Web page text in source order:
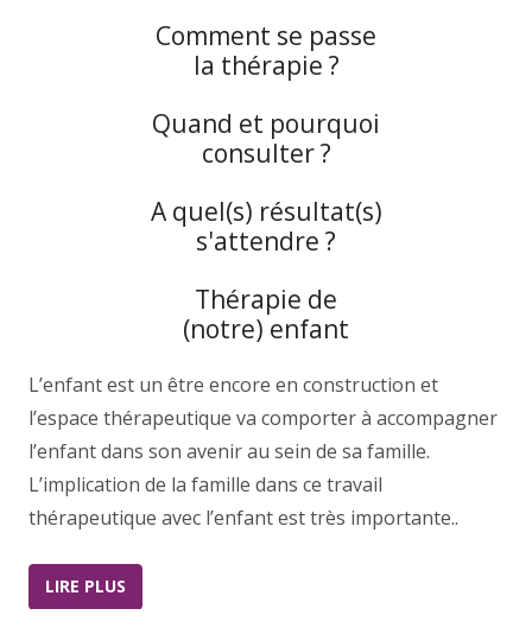
Comment se passe
la thérapie ?
Quand et pourquoi
consulter ?
A quel(s) résultat(s)
s'attendre ?
Thérapie de
(notre) enfant
L’enfant est un être encore en construction et
l’espace thérapeutique va comporter à accompagner
l’enfant dans son avenir au sein de sa famille.
L’implication de la famille dans ce travail
thérapeutique avec l’enfant est très importante..
LIRE PLUS